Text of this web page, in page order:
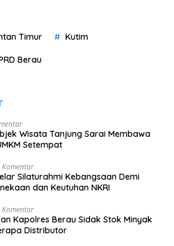
Timur Kutim
Berau
Wisata Tanjung Sarai Membawa
Setempat
Komentar
Silaturahmi Kebangsaan Demi
dan Keutuhan NKRI
Komentar
Kapolres Berau Sidak Stok Minyak
Distributor